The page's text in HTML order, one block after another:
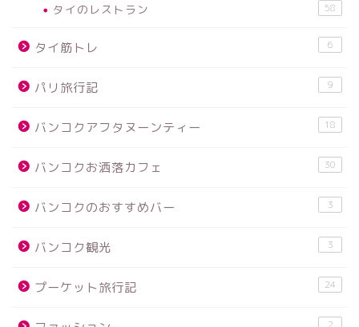
タイのレストラン 58
タイ筋トレ 6
パリ旅行記 9
バンコクアフタヌーンティー 18
バンコクお洒落カフェ 30
バンコクのおすすめバー 3
バンコク観光 3
プーケット旅行記 24